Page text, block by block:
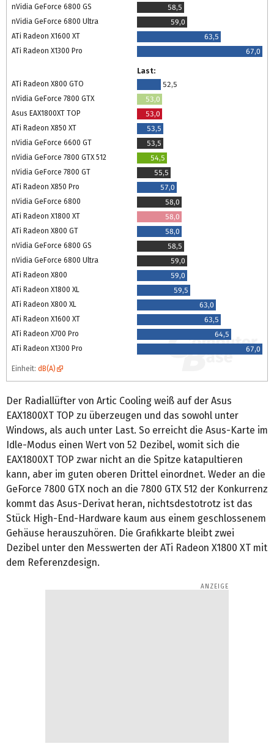
nVidia GeForce 6800 GS
58,5
nVidia GeForce 6800 Ultra
59,0
ATi Radeon X1600 XT
63,5
ATi Radeon X1300 Pro
67,0
Last:
ATi Radeon X800 GTO
52,5
nVidia GeForce 7800 GTX
53,0
Asus EAX1800XT TOP
53,0
ATi Radeon X850 XT
53,5
nVidia GeForce 6600 GT
53,5
nVidia GeForce 7800 GTX 512
54,5
nVidia GeForce 7800 GT
55,5
ATi Radeon X850 Pro
57,0
nVidia GeForce 6800
58,0
ATi Radeon X1800 XT
58,0
ATi Radeon X800 GT
58,0
nVidia GeForce 6800 GS
58,5
nVidia GeForce 6800 Ultra
59,0
ATi Radeon X800
59,0
ATi Radeon X1800 XL
59,5
ATi Radeon X800 XL
63,0
ATi Radeon X1600 XT
63,5
ATi Radeon X700 Pro
64,5
ATi Radeon X1300 Pro
67,0
Einheit: dB(A)
Der Radiallüfter von Artic Cooling weiß auf der Asus
EAX1800XT TOP zu überzeugen und das sowohl unter
Windows, als auch unter Last. So erreicht die Asus-Karte im
Idle-Modus einen Wert von 52 Dezibel, womit sich die
EAX1800XT TOP zwar nicht an die Spitze katapultieren
kann, aber im guten oberen Drittel einordnet. Weder an die
GeForce 7800 GTX noch an die 7800 GTX 512 der Konkurrenz
kommt das Asus-Derivat heran, nichtsdestotrotz ist das
Stück High-End-Hardware kaum aus einem geschlossenem
Gehäuse herauszuhören. Die Grafikkarte bleibt zwei
Dezibel unter den Messwerten der ATi Radeon X1800 XT mit
dem Referenzdesign.